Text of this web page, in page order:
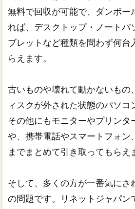
無料で回収が可能で、ダンボー
れば、デスクトップ・ノートパ
ブレットなど種類を問わず何台
らえます。
古いものや壊れて動かないもの
ィスクが外された状態のパソコ
その他にもモニターやプリンタ
や、携帯電話やスマートフォン
までまとめて引き取ってもらえ
そして、多くの方が一番気にさ
の問題です。リネットジャパン